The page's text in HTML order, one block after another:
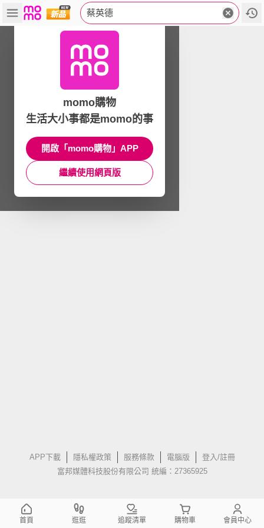
蔡英德
APP下載 隱私權政策 服務條款 電腦版
登入/註冊
富邦媒體科技股份有限公司 統編：27365925
momo購物
生活大小事都是momo的事
開啟「momo購物」APP
繼續使用網頁版
首頁 逛逛 追蹤清單 購物車 會員中心